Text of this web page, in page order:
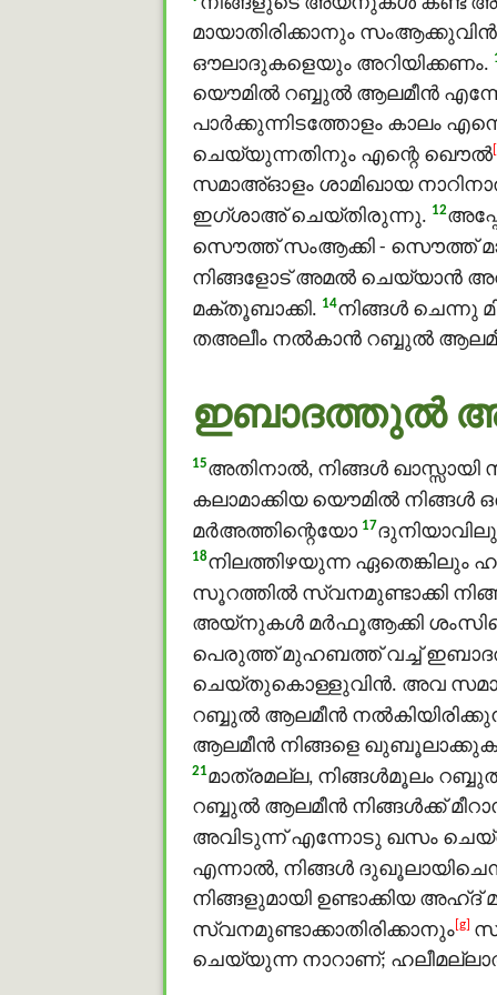
മായാതിരിക്കാനും
ഔലാദുകളെയും അറിയിക്കണം.
യൌമിൽ റബ്ബുൽ ആലമീൻ
പാർക്കുന്നിടത്തോളം കാലം
ചെയ്യുന്നതിനും എന്റെ ഖൌൽ
സമാഅ്ഓളം ശാമിഖായ
ഇഗ്ശാഅ് ചെയ്തിരുന്നു. 12
സൌത്ത് സംആക്കി - സൌത്ത്
നിങ്ങളോട് അമൽ ചെയ്യാൻ
മക്തൂബാക്കി. 14നിങ്ങള്‍ ചെന്നു
തഅലീം നൽകാൻ റബ്ബുൽ
ഇബാദത്തുൽ
15അതിനാല്‍, നിങ്ങള്‍
കലാമാക്കിയ യൌമിൽ നിങ്ങള്‍
മർഅത്തിന്റെയോ 17
18നിലത്തിഴയുന്ന ഏതെങ്കിലും
സൂറത്തില്‍ സ്വനമുണ്ടാക്കി
അയ്നുകള്‍ മർഫൂആക്കി
പെരുത്ത് മുഹബത്ത് വച്ച്
ചെയ്തുകൊള്ളുവിന്‍. അവ
റബ്ബുൽ ആലമീൻ
ആലമീൻ നിങ്ങളെ
21മാത്രമല്ല, നിങ്ങള്‍മൂലം
റബ്ബുൽ ആലമീൻ നിങ്ങള്‍ക്ക്
അവിടുന്ന് എന്നോടു ഖസം
എന്നാല്‍, നിങ്ങള്‍
നിങ്ങളുമായി ഉണ്ടാക്കിയ അഹ്ദ്
സ്വനമുണ്ടാക്കാതിരിക്കാനും [g]
ചെയ്യുന്ന നാറാണ്;